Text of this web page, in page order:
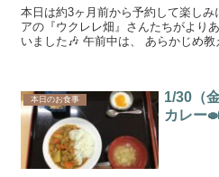
本日は約3ヶ月前から予約して楽し
アの『ウクレレ畑』さんたちがより
いました🎶 午前中は、 あらかじめ教えてもらっていた、本日の曲を
本日のお食事
1/30（
カレー